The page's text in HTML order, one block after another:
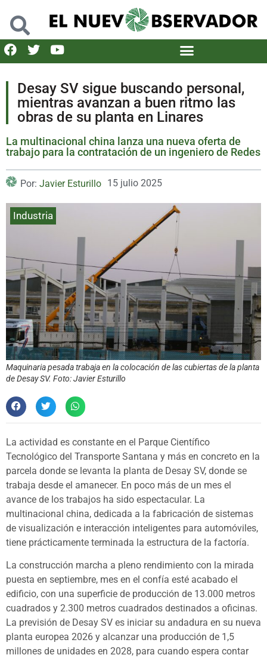
Desay SV sigue buscando personal,
mientras avanzan a buen ritmo las
obras de su planta en Linares
La multinacional china lanza una nueva oferta de
trabajo para la contratación de un ingeniero de Redes
Por: Javier Esturillo 15 julio 2025
Industria
Maquinaria pesada trabaja en la colocación de las cubiertas de la planta
de Desay SV. Foto: Javier Esturillo
La actividad es constante en el Parque Científico
Tecnológico del Transporte Santana y más en concreto en la
parcela donde se levanta la planta de Desay SV, donde se
trabaja desde el amanecer. En poco más de un mes el
avance de los trabajos ha sido espectacular. La
multinacional china, dedicada a la fabricación de sistemas
de visualización e interacción inteligentes para automóviles,
tiene prácticamente terminada la estructura de la factoría.
La construcción marcha a pleno rendimiento con la mirada
puesta en septiembre, mes en el confía esté acabado el
edificio, con una superficie de producción de 13.000 metros
cuadrados y 2.300 metros cuadrados destinados a oficinas.
La previsión de Desay SV es iniciar su andadura en su nueva
planta europea 2026 y alcanzar una producción de 1,5
millones de unidades en 2028, para cuando espera contar